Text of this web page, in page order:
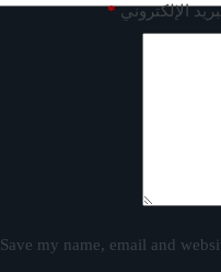
الإلكتروني*
Save my name, email and